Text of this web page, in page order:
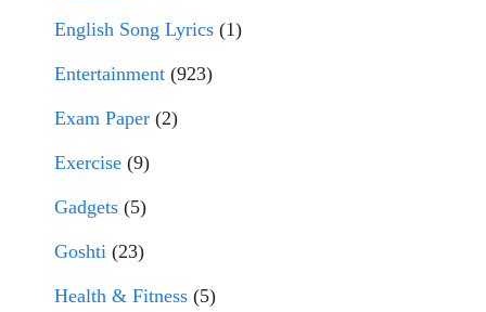
English Song Lyrics (1)
Entertainment (923)
Exam Paper (2)
Exercise (9)
Gadgets (5)
Goshti (23)
Health & Fitness (5)